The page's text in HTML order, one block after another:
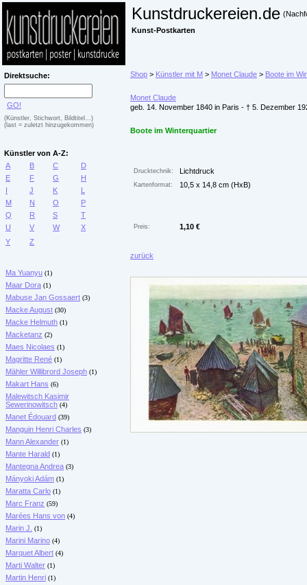
Kunstdruckereien.de
Kunst-Postkarten
Direktsuche:
GO!
(Künstler, Stichwort, Bildtitel...)
(last = zuletzt hinzugekommen)
Künstler von A-Z:
A
B C
D
E
F G
H
I
J K
L
M
N O
P
Q
R S
T
U
V W
X
Y
Z
Ma Yuanyu (1)
Maar Dora (1)
Mabuse Jan Gossaert (3)
Macke August (30)
Macke Helmuth (1)
Macketanz (2)
Maes Nicolaes (1)
Magritte René (1)
Mähler Willibrord Joseph (1)
Makart Hans (6)
Malewitsch Kasimir
Sewerinowitsch (4)
Manet Édouard (39)
Manguin Henri Charles (3)
Mann Alexander (1)
Mante Harald (1)
Mantegna Andrea (3)
Mányoki Adám (1)
Maratta Carlo (1)
Marc Franz (59)
Marées Hans von (4)
Marin J. (1)
Marini Marino (4)
Marquet Albert (4)
Marti Walter (1)
Martin Henri (1)
Shop > Künstler mit M > Monet Claude > Boote im
Monet Claude
geb. 14. November 1840 in Paris - † 5. Dezember
Boote im Winterquartier
Drucktechnik: Lichtdruck
Kartenformat: 10,5 x 14,8 cm (HxB)
Preis: 1,10 €
zurück